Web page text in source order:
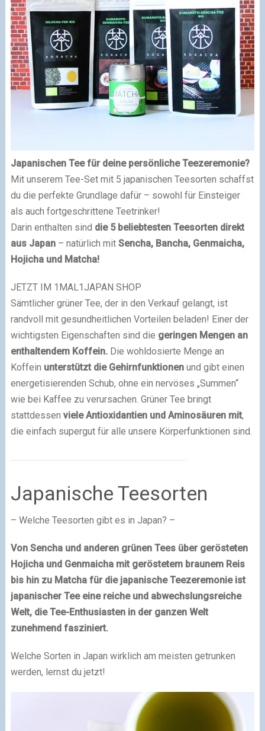
Japanischen Tee für deine persönliche Teezeremonie?
Mit unserem Tee-Set mit 5 japanischen Teesorten schaffst
du die perfekte Grundlage dafür – sowohl für Einsteiger
als auch fortgeschrittene Teetrinker!
Darin enthalten sind die 5 beliebtesten Teesorten direkt
aus Japan– natürlich mit Sencha, Bancha, Genmaicha,
Hojicha und Matcha!
JETZT IM 1MAL1JAPAN SHOP
Sämtlicher grüner Tee, der in den Verkauf gelangt, ist
randvoll mit gesundheitlichen Vorteilen beladen! Einer der
wichtigsten Eigenschaften sind die geringen Mengen an
enthaltendem Koffein. Die wohldosierte Menge an
Koffein unterstützt die Gehirnfunktionenund gibt einen
energetisierenden Schub, ohne ein nervöses „Summen“
wie bei Kaffee zu verursachen. Grüner Tee bringt
stattdessen viele Antioxidantien und Aminosäuren mit,
die einfach supergut für alle unsere Körperfunktionen sind.
Japanische Teesorten
– Welche Teesorten gibt es in Japan? –
Von Sencha und anderen grünen Tees über gerösteten
Hojicha und Genmaicha mit geröstetem braunem Reis
bis hin zu Matcha für die japanische Teezeremonie ist
japanischer Tee eine reiche und abwechslungsreiche
Welt, die Tee-Enthusiasten in der ganzen Welt
zunehmend fasziniert.
Welche Sorten in Japan wirklich am meisten getrunken
werden, lernst du jetzt!